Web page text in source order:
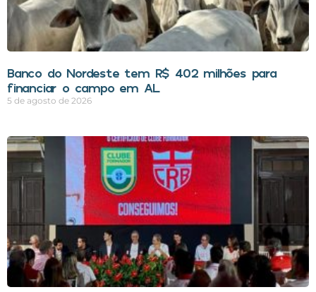
Banco do Nordeste tem R$ 402 milhões para
financiar o campo em AL
5 de agosto de 2026